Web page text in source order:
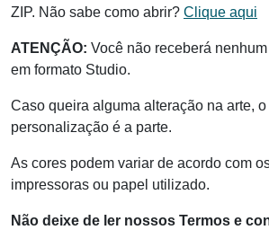
ZIP. Não sabe como abrir? Clique aqui
ATENÇÃO: Você não receberá
em formato Studio.
Caso queira alguma alteração na arte,
personalização é a parte.
As cores podem variar de acordo com
impressoras ou papel utilizado.
Não deixe de ler nossos Termos e